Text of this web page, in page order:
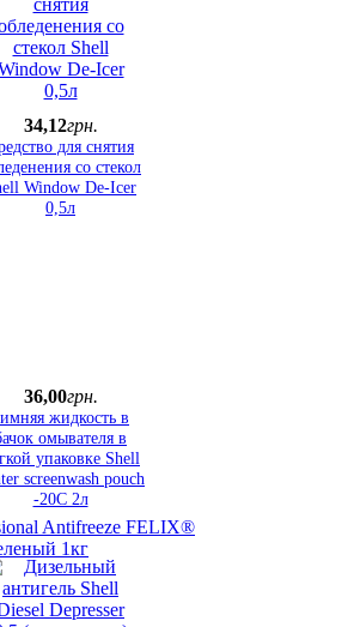
34,12грн.
для снятия
со стекол
Window De-Icer
0,5л
36,00грн.
жидкость в
омывателя в
упаковке Shell
screenwash pouch
-20C 2л
Antifreeze FELIX®
1кг